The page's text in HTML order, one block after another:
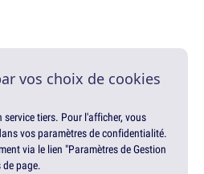
vos choix de cookies
tiers. Pour l'afficher, vous
vos paramètres de confidentialité.
via le lien "Paramètres de Gestion
page.